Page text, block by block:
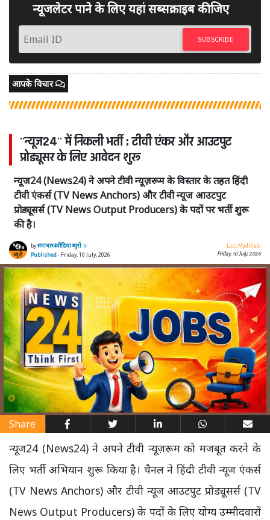
न्यूजलेटर पाने के लिए यहां सब्सक्राइब कीजिए
SUBSCRIBE
आपके विचार
''न्यूज24'' में निकली भर्ती : टीवी एंकर और आउटपुट
प्रोड्यूसर के लिए आवेदन शुरू
न्यूज24 (News24) ने अपने टीवी न्यूज़रूम के विस्तार के तहत हिंदी
टीवी एंकर्स (TV News Anchors) और टीवी न्यूज आउटपुट
प्रोड्यूसर्स (TV News Output Producers) के पदों पर भर्ती शुरू
की है।
byसमाचार4मीडिया ब्यूरो ।।
Published - Friday, 10 July, 2026
Last Modified:
Friday, 10 July, 2026
Share
न्यूज24 (News24) ने अपने टीवी न्यूज़रूम को मजबूत करने के
लिए भर्ती अभियान शुरू किया है। चैनल ने हिंदी टीवी न्यूज एंकर्स
(TV News Anchors) और टीवी न्यूज आउटपुट प्रोड्यूसर्स (TV
News Output Producers) के पदों के लिए योग्य उम्मीदवारों